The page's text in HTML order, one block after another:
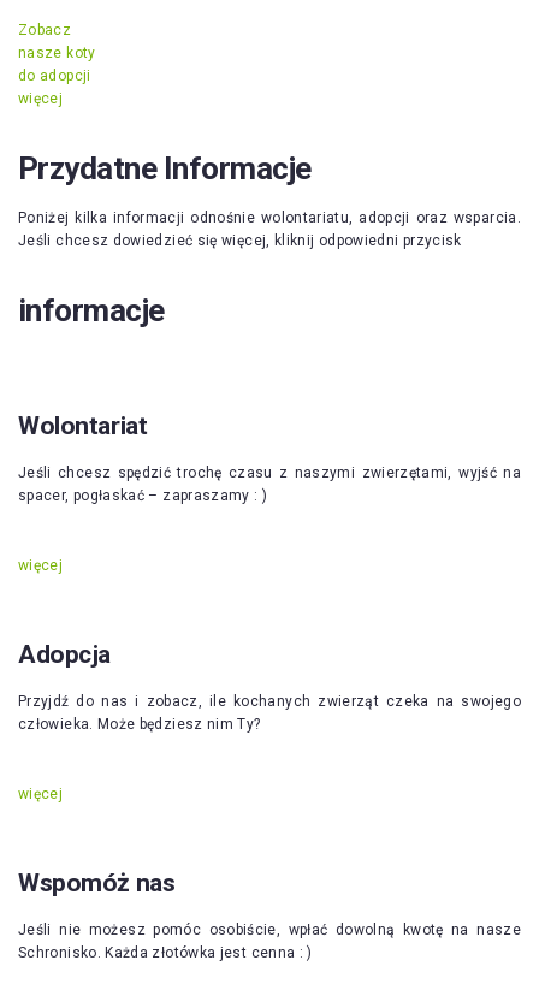
Zobacz
nasze koty
do adopcji
więcej
Przydatne Informacje
Poniżej kilka informacji odnośnie wolontariatu, adopcji oraz wsparcia.
Jeśli chcesz dowiedzieć się więcej, kliknij odpowiedni przycisk
informacje
Wolontariat
Jeśli chcesz spędzić trochę czasu z naszymi zwierzętami, wyjść na
spacer, pogłaskać – zapraszamy : )
więcej
Adopcja
Przyjdź do nas i zobacz, ile kochanych zwierząt czeka na swojego
człowieka. Może będziesz nim Ty?
więcej
Wspomóż nas
Jeśli nie możesz pomóc osobiście, wpłać dowolną kwotę na nasze
Schronisko. Każda złotówka jest cenna : )